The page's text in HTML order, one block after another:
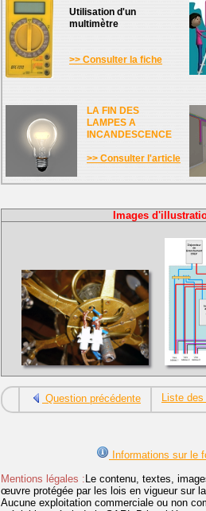
Utilisation d'un
multimètre
>> Consulter la fiche
LA FIN DES
LAMPES A
INCANDESCENCE
>> Consulter l'article
Images
Question précédente Liste
Informations sur le
Mentions légales :Le contenu, textes,
œuvre protégée par les lois en vigueur sur
Aucune exploitation commerciale ou non